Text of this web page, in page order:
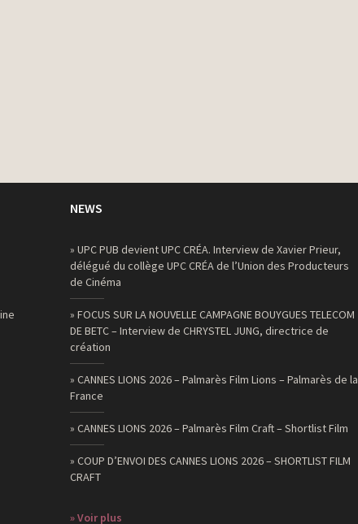
NEWS
» UPC PUB devient UPC CRÉA. Interview de Xavier Prieur,
délégué du collège UPC CRÉA de l’Union des Producteurs
de Cinéma
» FOCUS SUR LA NOUVELLE CAMPAGNE BOUYGUES TELECOM
DE BETC – Interview de CHRYSTEL JUNG, directrice de
création
» CANNES LIONS 2026 – Palmarès Film Lions – Palmarès de la
France
» CANNES LIONS 2026 – Palmarès Film Craft – Shortlist Film
» COUP D’ENVOI DES CANNES LIONS 2026 – SHORTLIST FILM
CRAFT
» Voir plus